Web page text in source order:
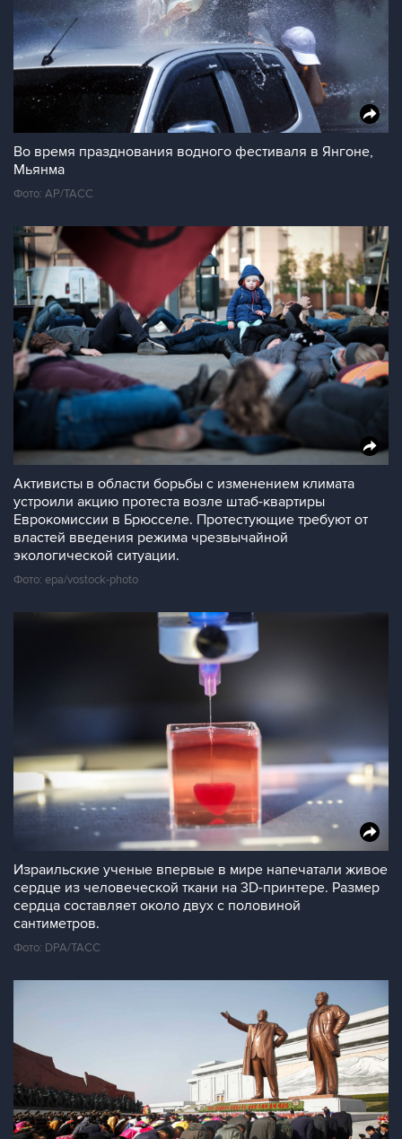
Во время празднования водного фестиваля в Янгоне,
Мьянма
Фото: AP/ТАСС
Активисты в области борьбы с изменением климата
устроили акцию протеста возле штаб-квартиры
Еврокомиссии в Брюсселе. Протестующие требуют от
властей введения режима чрезвычайной
экологической ситуации.
Фото: epa/vostock-photo
Израильские ученые впервые в мире напечатали живое
сердце из человеческой ткани на 3D-принтере. Размер
сердца составляет около двух с половиной
сантиметров.
Фото: DPA/ТАСС